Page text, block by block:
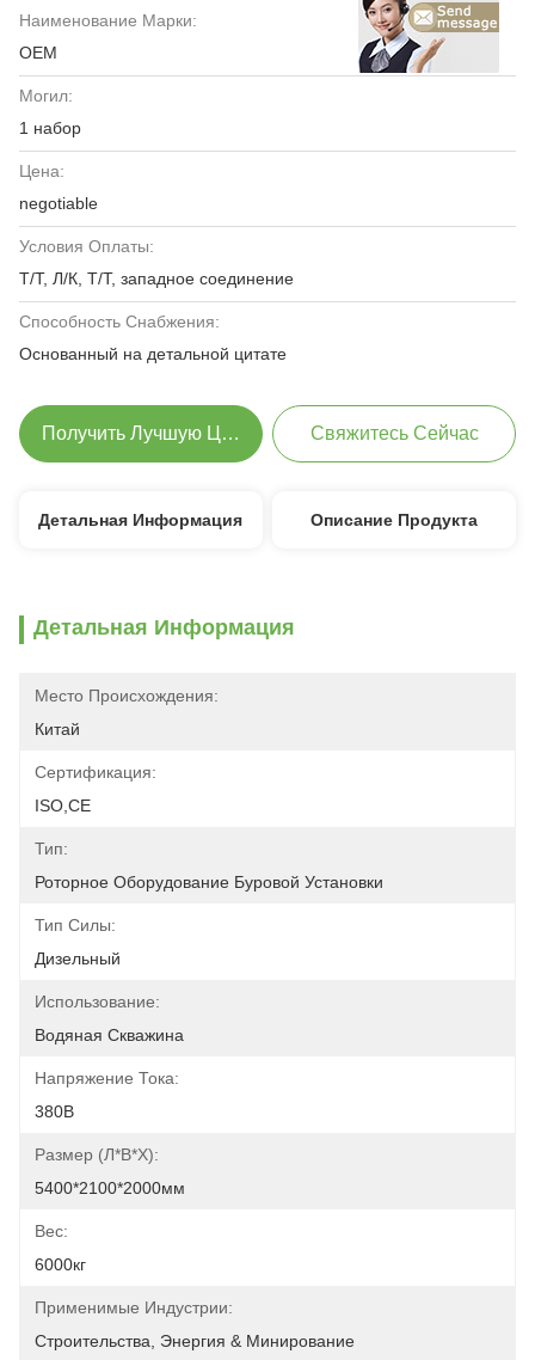
Наименование Марки:
OEM
Могил:
1 набор
Цена:
negotiable
Условия Оплаты:
Т/Т, Л/К, Т/Т, западное соединение
Способность Снабжения:
Основанный на детальной цитате
Получить Лучшую Цену Свяжитесь Сейчас
Детальная Информация Описание Продукта
Детальная Информация
Место Происхождения:
Китай
Сертификация:
ISO,CE
Тип:
Роторное Оборудование Буровой Установки
Тип Силы:
Дизельный
Использование:
Водяная Скважина
Напряжение Тока:
380В
Размер (л*в*х):
5400*2100*2000мм
Вес:
6000кг
Применимые Индустрии:
Строительства, Энергия & Минирование